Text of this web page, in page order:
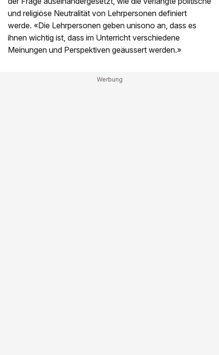
und religiöse Neutralität von Lehrpersonen definiert
werde. «Die Lehrpersonen geben unisono an, dass es
ihnen wichtig ist, dass im Unterricht verschiedene
Meinungen und Perspektiven geäussert werden.»